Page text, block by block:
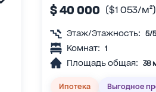
$ 40 000 ($1 053/м²)
Этаж/Этажность: 5/5
Комнат: 1
Площадь общая: 38
Ипотека Выгодное